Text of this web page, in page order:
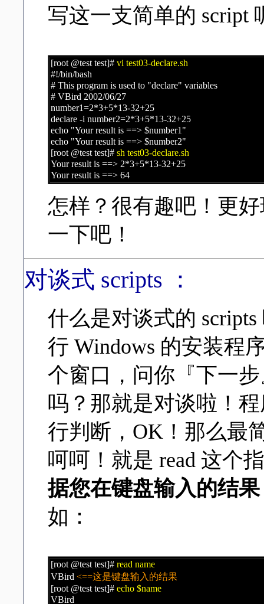
写这一支简单的 script
[root @test test]# vi test03-declare.sh
#!/bin/bash
# This program is used to "declare" variables
# VBird 2002/06/27
number1=2*3+5*13-32+25
declare -i number2=2*3+5*13-32+25
echo "Your result is ==> $number1"
echo "Your result is ==> $number2"
[root @test test]# sh test03-declare.sh
Your result is ==> 2*3+5*13-32+25
Your result is ==> 64
怎样？很有趣吧！更
一下吧！
对谈式 scripts ：
什么是对谈式的
行 Windows 的安装程
个窗口，问你『下一
吗？那就是对谈啦！
行判断，OK！那么最
呵呵！就是 read 这个
据您在键盘输入的结
如：
[root @test test]# read name
VBird <==这是键盘输入的结果
[root @test test]# echo $name
VBird